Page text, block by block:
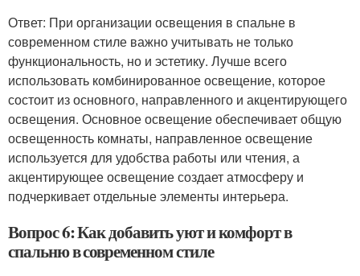
Ответ: При организации освещения в спальне в
современном стиле важно учитывать не только
функциональность, но и эстетику. Лучше всего
использовать комбинированное освещение, которое
состоит из основного, направленного и акцентирующего
освещения. Основное освещение обеспечивает общую
освещенность комнаты, направленное освещение
используется для удобства работы или чтения, а
акцентирующее освещение создает атмосферу и
подчеркивает отдельные элементы интерьера.
Вопрос 6: Как добавить уют и комфорт в
спальню в современном стиле